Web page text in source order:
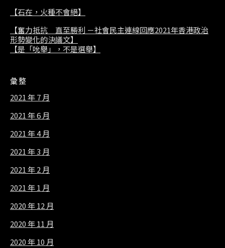
【石在，火種不會絕】
【奮力抵抗 直至勝利 －社會民主連線回應2021年香港政治
形勢變化的決議文】
【是「吮舉」，不是選舉】
彙整
2021 年 7 月
2021 年 6 月
2021 年 4 月
2021 年 3 月
2021 年 2 月
2021 年 1 月
2020 年 12 月
2020 年 11 月
2020 年 10 月